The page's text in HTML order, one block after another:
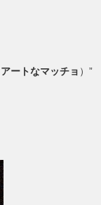
アートなマッチョ ）”